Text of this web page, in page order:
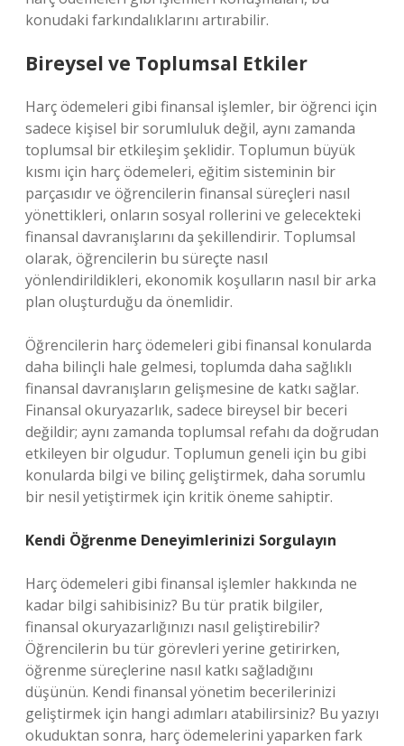
konudaki farkındalıklarını artırabilir.
Bireysel ve Toplumsal Etkiler
Harç ödemeleri gibi finansal işlemler, bir öğrenci için
sadece kişisel bir sorumluluk değil, aynı zamanda
toplumsal bir etkileşim şeklidir. Toplumun büyük
kısmı için harç ödemeleri, eğitim sisteminin bir
parçasıdır ve öğrencilerin finansal süreçleri nasıl
yönettikleri, onların sosyal rollerini ve gelecekteki
finansal davranışlarını da şekillendirir. Toplumsal
olarak, öğrencilerin bu süreçte nasıl
yönlendirildikleri, ekonomik koşulların nasıl bir arka
plan oluşturduğu da önemlidir.
Öğrencilerin harç ödemeleri gibi finansal konularda
daha bilinçli hale gelmesi, toplumda daha sağlıklı
finansal davranışların gelişmesine de katkı sağlar.
Finansal okuryazarlık, sadece bireysel bir beceri
değildir; aynı zamanda toplumsal refahı da doğrudan
etkileyen bir olgudur. Toplumun geneli için bu gibi
konularda bilgi ve bilinç geliştirmek, daha sorumlu
bir nesil yetiştirmek için kritik öneme sahiptir.
Kendi Öğrenme Deneyimlerinizi Sorgulayın
Harç ödemeleri gibi finansal işlemler hakkında ne
kadar bilgi sahibisiniz? Bu tür pratik bilgiler,
finansal okuryazarlığınızı nasıl geliştirebilir?
Öğrencilerin bu tür görevleri yerine getirirken,
öğrenme süreçlerine nasıl katkı sağladığını
düşünün. Kendi finansal yönetim becerilerinizi
geliştirmek için hangi adımları atabilirsiniz? Bu yazıyı
okuduktan sonra, harç ödemelerini yaparken fark